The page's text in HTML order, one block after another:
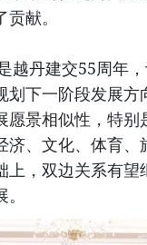
献。
越丹建交55周年
下一阶段发展方
景相似性，特别
济、文化、体育、
，双边关系有望